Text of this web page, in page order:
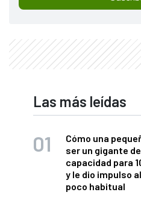
Las más leídas
Cómo una
ser un gigante
capacidad para
y le dio impulso
poco habitual